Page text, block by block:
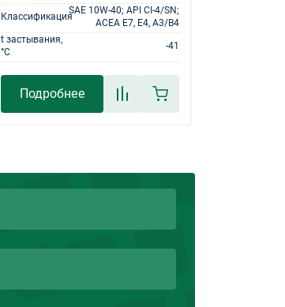
Классификация
SAE 10W-40; API CI-4/SN;
ACEA E7, E4, A3/B4
t застывания,
°С
-41
Подробнее